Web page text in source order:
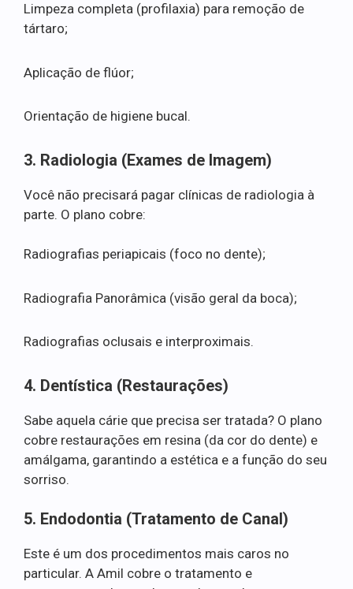
Limpeza completa (profilaxia) para remoção de
tártaro;
Aplicação de flúor;
Orientação de higiene bucal.
3. Radiologia (Exames de Imagem)
Você não precisará pagar clínicas de radiologia à
parte. O plano cobre:
Radiografias periapicais (foco no dente);
Radiografia Panorâmica (visão geral da boca);
Radiografias oclusais e interproximais.
4. Dentística (Restaurações)
Sabe aquela cárie que precisa ser tratada? O plano
cobre restaurações em resina (da cor do dente) e
amálgama, garantindo a estética e a função do seu
sorriso.
5. Endodontia (Tratamento de Canal)
Este é um dos procedimentos mais caros no
particular. A Amil cobre o tratamento e